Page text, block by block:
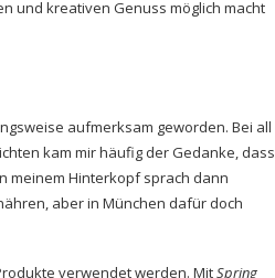
und kreativen Genuss möglich macht
aufmerksam geworden. Bei all
kam mir häufig der Gedanke, dass
meinem Hinterkopf sprach dann
aber in München dafür doch
verwendet werden. MitSpring